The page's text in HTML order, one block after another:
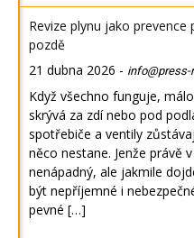
Revize plynu jako
pozdě
21 dubna 2026 - info@press-
Když všechno funguje,
skrývá za zdí nebo pod
spotřebiče a ventily
něco nestane. Jenže právě
nenápadný, ale jakmile
být nepříjemné i
pevné […]